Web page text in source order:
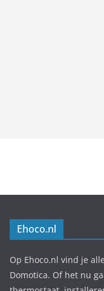
Ehoco.nl
Op Ehoco.nl vind je
Domotica. Of het nu